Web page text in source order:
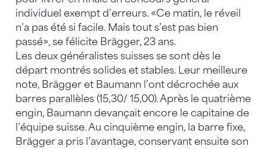
individuel exempt d’erreurs. «Ce matin, le réveil
n’a pas été si facile. Mais tout s’est pas bien
passé», se félicite Brägger, 23 ans.
Les deux généralistes suisses se sont dès le
départ montrés solides et stables. Leur meilleure
note, Brägger et Baumann l’ont décrochée aux
barres parallèles (15,30/ 15,00). Après le quatrième
engin, Baumann devançait encore le capitaine de
l’équipe suisse. Au cinquième engin, la barre fixe,
Brägger a pris l’avantage, conservant ensuite son